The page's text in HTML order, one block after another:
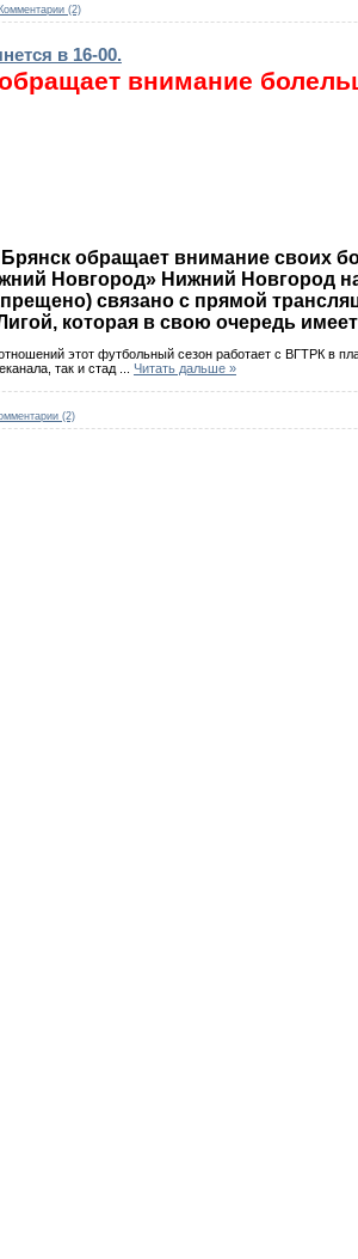
Комментарии (2)
в 16-00.
внимание
обращает внимание своих
Новгород» Нижний Новгород
связано с прямой
которая в свою очередь
этот футбольный сезон работает с ВГТРК в
так и стад
Читать дальше »
(2)